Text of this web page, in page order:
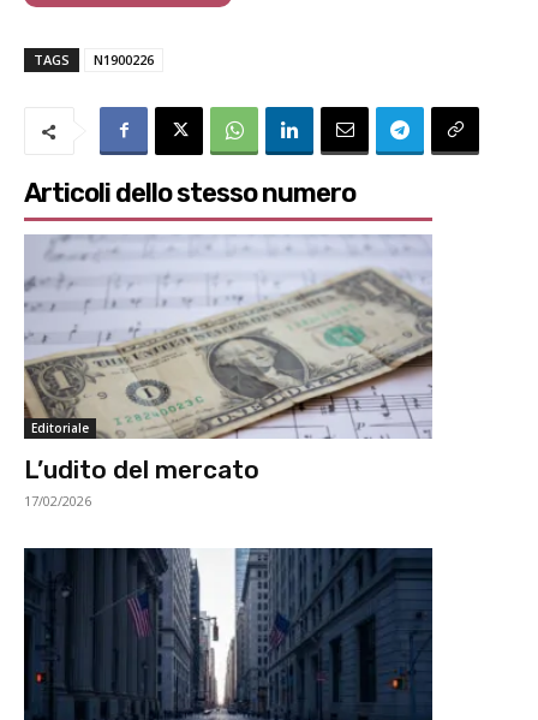
TAGS N1900226
Articoli dello stesso numero
Editoriale
L’udito del mercato
17/02/2026